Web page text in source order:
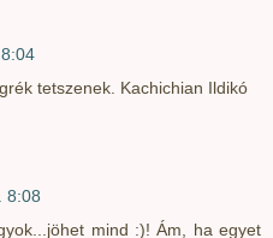
tetszenek. Kachichian Ildikó
8:08
mind :)! Ám, ha egyet